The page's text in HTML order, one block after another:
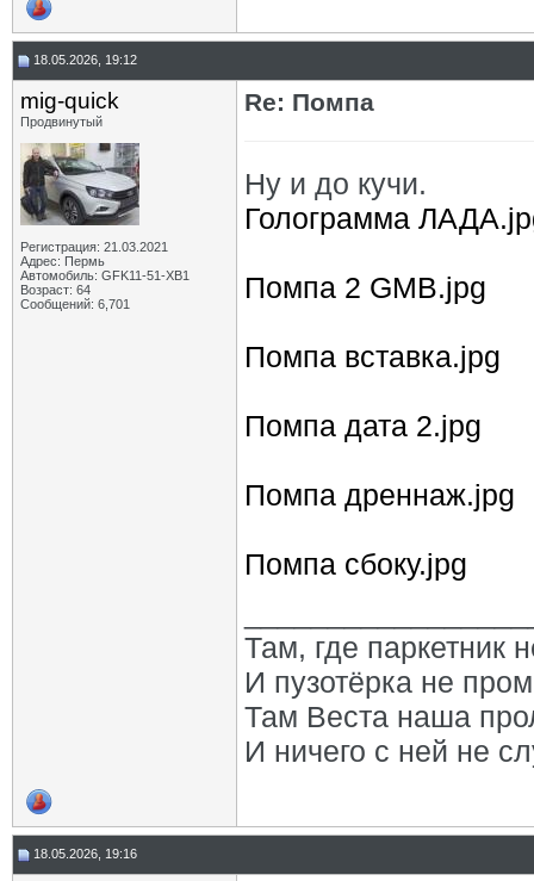
18.05.2026, 19:12
mig-quick
Продвинутый
Регистрация: 21.03.2021
Адрес: Пермь
Автомобиль: GFK11-51-ХВ1
Возраст: 64
Сообщений: 6,701
Re: Помпа
Ну и до кучи.
Голограмма
Помпа 2 GMB.jpg
Помпа вставка.jpg
Помпа дата 2.jpg
Помпа дреннаж.jpg
Помпа сбоку.jpg
Там, где паркетник
И пузотёрка не
Там Веста наша
И ничего с ней не
18.05.2026, 19:16